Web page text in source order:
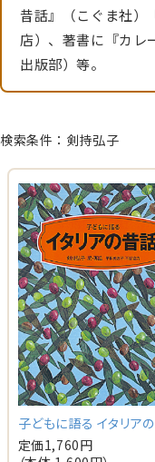
昔話』（こぐま社）
店）、著書に『カレ
出版部）等。
検索条件：剣持弘子
子どもに語る イタリア
定価1,760円